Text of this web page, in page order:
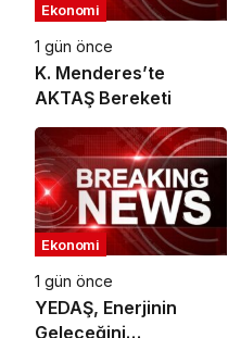
Ekonomi
1 gün önce
K. Menderes’te
AKTAŞ Bereketi
Ekonomi
1 gün önce
YEDAŞ, Enerjinin
Geleceğini